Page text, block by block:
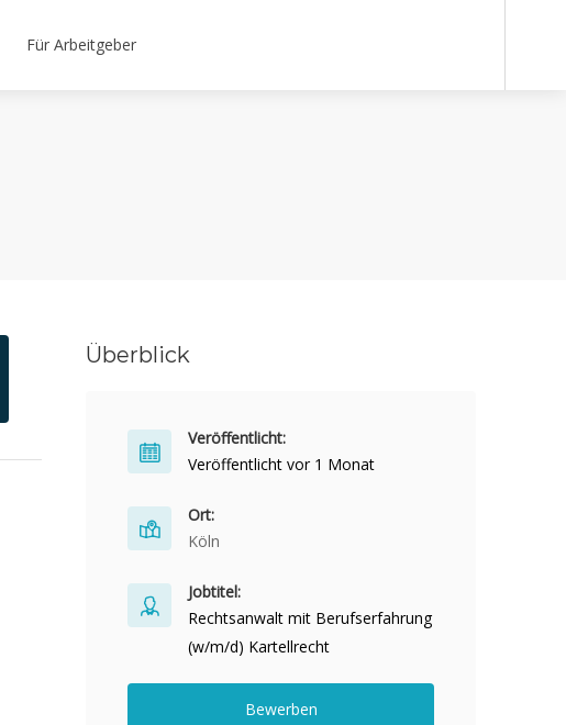
Für Arbeitgeber
Überblick
Veröffentlicht:
Veröffentlicht vor 1 Monat
Ort:
Köln
Jobtitel:
Rechtsanwalt mit Berufserfahrung
(w/m/d) Kartellrecht
Bewerben